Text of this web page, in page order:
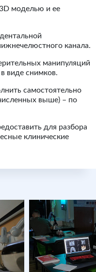
моделью и ее
канала.
манипуляций
виде снимков.
самостоятельно
выше) – по
для разбора
клинические